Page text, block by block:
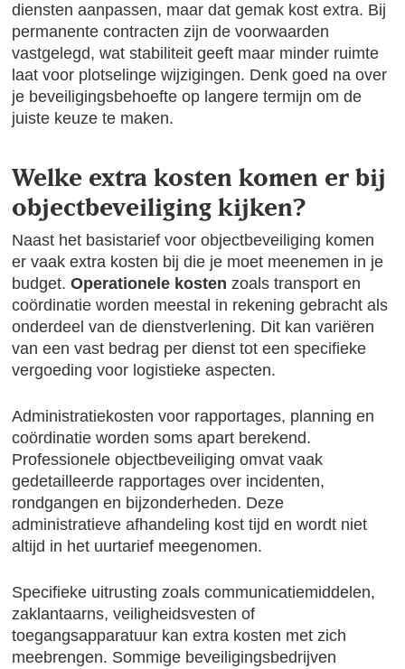
diensten aanpassen, maar dat gemak kost extra. Bij
permanente contracten zijn de voorwaarden
vastgelegd, wat stabiliteit geeft maar minder ruimte
laat voor plotselinge wijzigingen. Denk goed na over
je beveiligingsbehoefte op langere termijn om de
juiste keuze te maken.
Welke extra kosten komen er bij
objectbeveiliging kijken?
Naast het basistarief voor objectbeveiliging komen
er vaak extra kosten bij die je moet meenemen in je
budget.Operationele kosten zoals transport en
coördinatie worden meestal in rekening gebracht als
onderdeel van de dienstverlening. Dit kan variëren
van een vast bedrag per dienst tot een specifieke
vergoeding voor logistieke aspecten.
Administratiekosten voor rapportages, planning en
coördinatie worden soms apart berekend.
Professionele objectbeveiliging omvat vaak
gedetailleerde rapportages over incidenten,
rondgangen en bijzonderheden. Deze
administratieve afhandeling kost tijd en wordt niet
altijd in het uurtarief meegenomen.
Specifieke uitrusting zoals communicatiemiddelen,
zaklantaarns, veiligheidsvesten of
toegangsapparatuur kan extra kosten met zich
meebrengen. Sommige beveiligingsbedrijven